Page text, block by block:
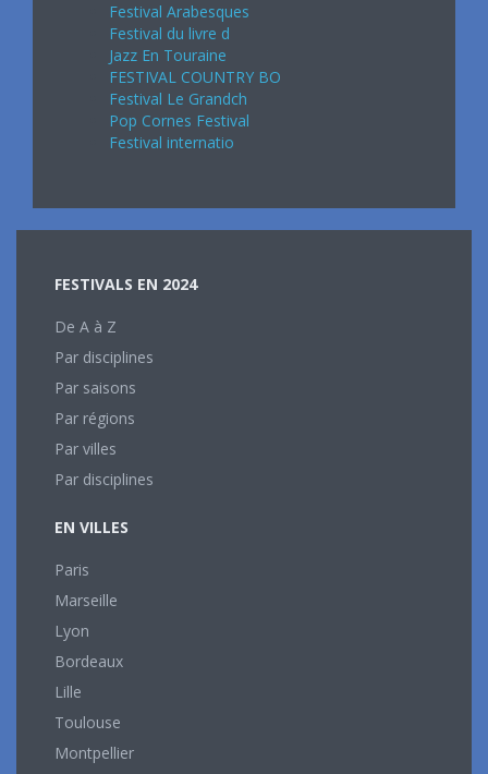
Festival Arabesques
Festival du livre d
Jazz En Touraine
FESTIVAL COUNTRY BO
Festival Le Grandch
Pop Cornes Festival
Festival internatio
FESTIVALS EN 2024
De A à Z
Par disciplines
Par saisons
Par régions
Par villes
Par disciplines
EN VILLES
Paris
Marseille
Lyon
Bordeaux
Lille
Toulouse
Montpellier